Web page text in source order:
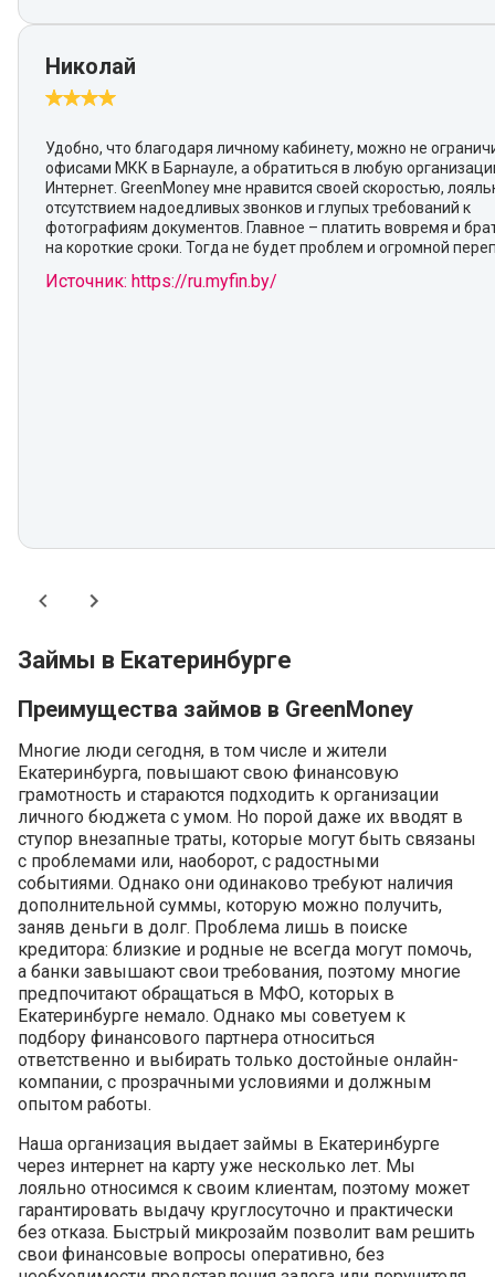
Николай
Удобно, что благодаря личному кабинету, можно не
офисами МКК в Барнауле, а обратиться в любую
Интернет. GreenMoney мне нравится своей скоростью,
отсутствием надоедливых звонков и глупых требований к
фотографиям документов. Главное – платить вовремя и
на короткие сроки. Тогда не будет проблем и огромной
Источник: https://ru.myfin.by/
Займы в Екатеринбурге
Преимущества займов в GreenMoney
Многие люди сегодня, в том числе и жители
Екатеринбурга, повышают свою финансовую
грамотность и стараются подходить к организации
личного бюджета с умом. Но порой даже их вводят в
ступор внезапные траты, которые могут быть связаны
с проблемами или, наоборот, с радостными
событиями. Однако они одинаково требуют наличия
дополнительной суммы, которую можно получить,
заняв деньги в долг. Проблема лишь в поиске
кредитора: близкие и родные не всегда могут помочь,
а банки завышают свои требования, поэтому многие
предпочитают обращаться в МФО, которых в
Екатеринбурге немало. Однако мы советуем к
подбору финансового партнера относиться
ответственно и выбирать только достойные онлайн-
компании, с прозрачными условиями и должным
опытом работы.
Наша организация выдает займы в Екатеринбурге
через интернет на карту уже несколько лет. Мы
лояльно относимся к своим клиентам, поэтому может
гарантировать выдачу круглосуточно и практически
без отказа. Быстрый микрозайм позволит вам решить
свои финансовые вопросы оперативно, без